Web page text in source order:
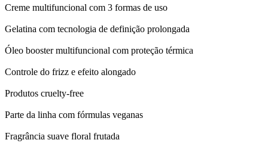
Creme multifuncional com 3 formas de uso
Gelatina com tecnologia de definição prolongada
Óleo booster multifuncional com proteção térmica
Controle do frizz e efeito alongado
Produtos cruelty-free
Parte da linha com fórmulas veganas
Fragrância suave floral frutada